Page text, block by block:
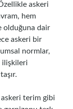
askeri
hem
olduğuna dair
askeri bir
normlar,
ilişkileri
terim gibi